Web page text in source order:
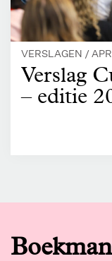
VERSLAGEN /
Verslag
– editie